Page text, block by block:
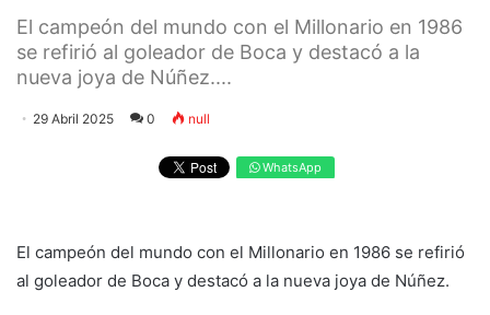
El campeón del mundo con el Millonario en 1986
se refirió al goleador de Boca y destacó a la
nueva joya de Núñez....
29 Abril 2025 0 null
WhatsApp
El campeón del mundo con el Millonario en 1986 se refirió
al goleador de Boca y destacó a la nueva joya de Núñez.